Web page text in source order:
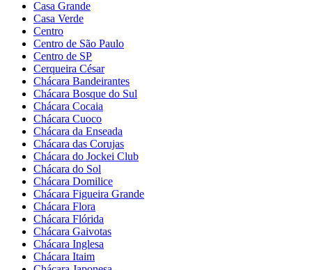
Casa Grande
Casa Verde
Centro
Centro de São Paulo
Centro de SP
Cerqueira César
Chácara Bandeirantes
Chácara Bosque do Sul
Chácara Cocaia
Chácara Cuoco
Chácara da Enseada
Chácara das Corujas
Chácara do Jockei Club
Chácara do Sol
Chácara Domilice
Chácara Figueira Grande
Chácara Flora
Chácara Flórida
Chácara Gaivotas
Chácara Inglesa
Chácara Itaim